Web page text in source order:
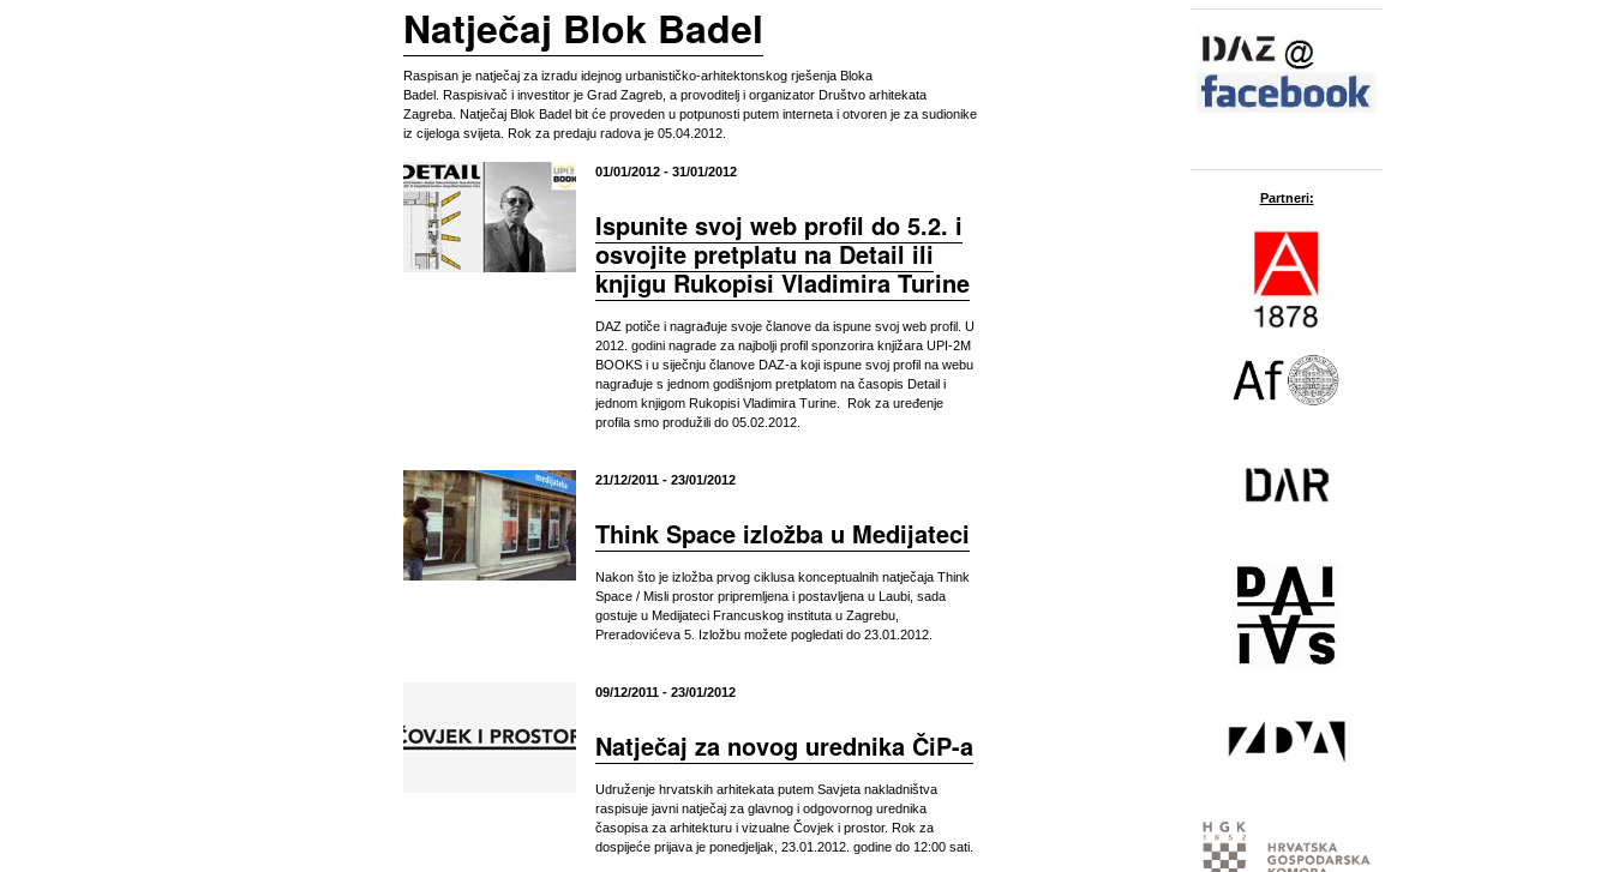
Natječaj Blok Badel
Raspisan je natječaj za izradu idejnog urbanističko-arhitektonskog rješenja Bloka
Badel. Raspisivač i investitor je Grad Zagreb, a provoditelj i organizator Društvo arhitekata
Zagreba. Natječaj Blok Badel bit će proveden u potpunosti putem interneta i otvoren je za sudionike
iz cijeloga svijeta. Rok za predaju radova je 05.04.2012.
01/01/2012 - 31/01/2012
Ispunite svoj web profil do 5.2. i
osvojite pretplatu na Detail ili
knjigu Rukopisi Vladimira Turine
DAZ potiče i nagrađuje svoje članove da ispune svoj web profil. U
2012. godini nagrade za najbolji profil sponzorira knjižara UPI-2M
BOOKS i u siječnju članove DAZ-a koji ispune svoj profil na webu
nagrađuje s jednom godišnjom pretplatom na časopis Detail i
jednom knjigom Rukopisi Vladimira Turine. Rok za uređenje
profila smo produžili do 05.02.2012.
21/12/2011 - 23/01/2012
Think Space izložba u Medijateci
Nakon što je izložba prvog ciklusa konceptualnih natječaja Think
Space / Misli prostor pripremljena i postavljena u Laubi, sada
gostuje u Medijateci Francuskog instituta u Zagrebu,
Preradovićeva 5. Izložbu možete pogledati do 23.01.2012.
09/12/2011 - 23/01/2012
Natječaj za novog urednika ČiP-a
Udruženje hrvatskih arhitekata putem Savjeta nakladništva
raspisuje javni natječaj za glavnog i odgovornog urednika
časopisa za arhitekturu i vizualne Čovjek i prostor. Rok za
dospijeće prijava je ponedjeljak, 23.01.2012. godine do 12:00 sati.
Partneri: